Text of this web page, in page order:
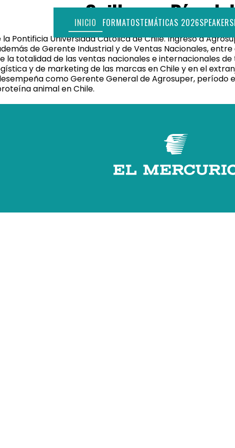
INICIO FORMATOSTEMÁTICAS 2026SPEAKERS
Guillermo Díaz
Pontificia Universidad Católica de Chile. Ingresó a
de Gerente Industrial y de Ventas Nacionales,
la totalidad de las ventas nacionales e internacionales
y de marketing de las marcas en Chile y en el
como Gerente General de Agrosuper,
animal en Chile.